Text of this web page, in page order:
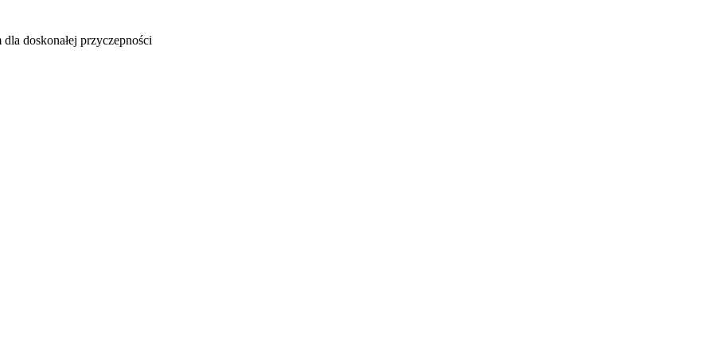
doskonałej przyczepności